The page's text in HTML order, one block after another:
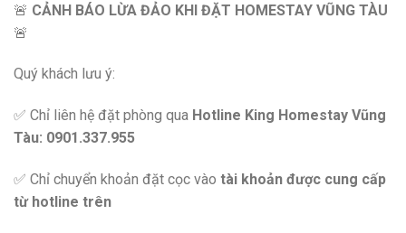
🚨 CẢNH BÁO LỪA ĐẢO KHI ĐẶT HOMESTAY VŨNG TÀU
🚨
Quý khách lưu ý:
✅ Chỉ liên hệ đặt phòng qua Hotline King Homestay Vũng
Tàu: 0901.337.955
✅ Chỉ chuyển khoản đặt cọc vào tài khoản được cung cấp
từ hotline trên